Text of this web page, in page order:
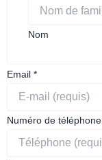
Nom
Email *
Email
Message
Numéro de téléphone